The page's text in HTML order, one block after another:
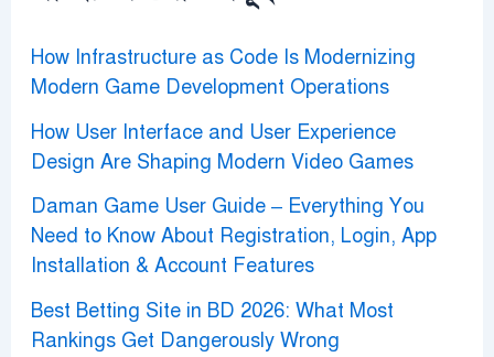
How Infrastructure as Code Is Modernizing
Modern Game Development Operations
How User Interface and User Experience
Design Are Shaping Modern Video Games
Daman Game User Guide – Everything You
Need to Know About Registration, Login, App
Installation & Account Features
Best Betting Site in BD 2026: What Most
Rankings Get Dangerously Wrong